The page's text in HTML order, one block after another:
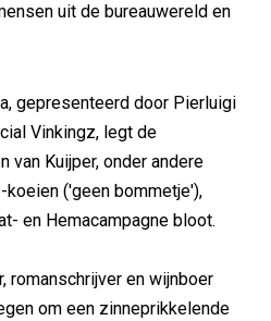
uit de bureauwereld en
gepresenteerd door Pierluigi
Vinkingz, legt de
van Kuijper, onder andere
koeien ('geen bommetje'),
en Hemacampagne bloot.
romanschrijver en wijnboer
om een zinneprikkelende